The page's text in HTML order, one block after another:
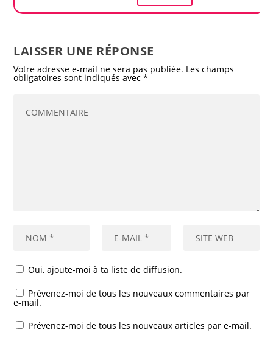
LAISSER UNE RÉPONSE
Votre adresse e-mail ne sera pas publiée. Les champs
obligatoires sont indiqués avec*
Oui, ajoute-moi à ta liste de diffusion.
Prévenez-moi de tous les nouveaux commentaires par
e-mail.
Prévenez-moi de tous les nouveaux articles par e-mail.